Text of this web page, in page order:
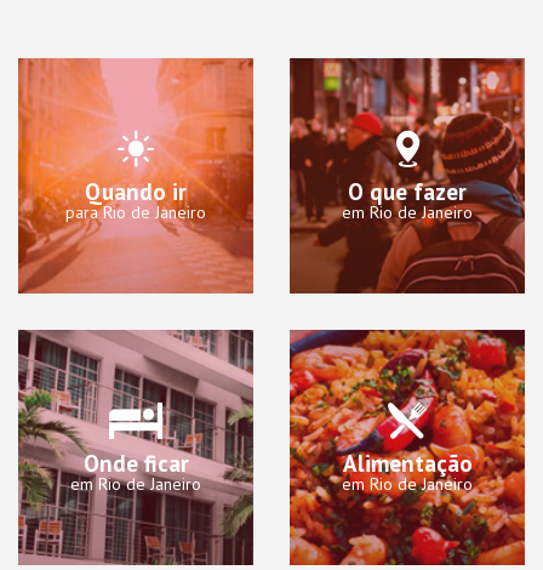
Quando ir
para Rio de Janeiro
O que fazer
em Rio de Janeiro
Onde ficar
em Rio de Janeiro
Alimentação
em Rio de Janeiro